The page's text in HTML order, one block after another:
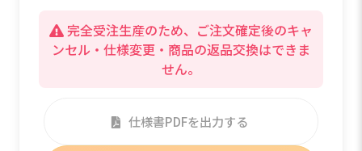
完全受注生産のため、ご注文確定後のキャ
ンセル・仕様変更・商品の返品交換はできま
せん。
仕様書PDFを出力する